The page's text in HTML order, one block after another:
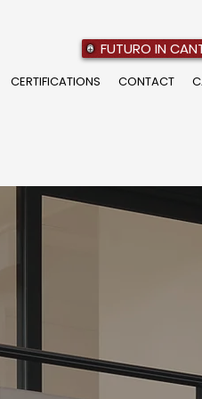
FUTURO IN
CERTIFICATIONS CONTACT